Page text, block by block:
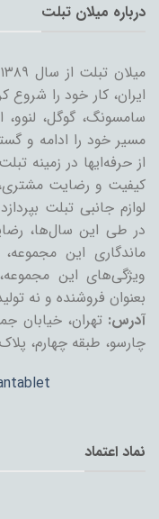
درباره میلان تبلت
ایران، کار خود را
سامسونگ، گوگل،
مسیر خود را ادامه و
از حرفه‌ایها در زمینه
کیفیت و رضایت
لوازم جانبی تبلت
در طی این سال‌ها،
ماندگاری این
ویژگی‌های این
بعنوان فروشنده و نه
آدرس: تهران، خیابان
چارسو، طبقه چهارم، پلاک F54
نماد اعتماد